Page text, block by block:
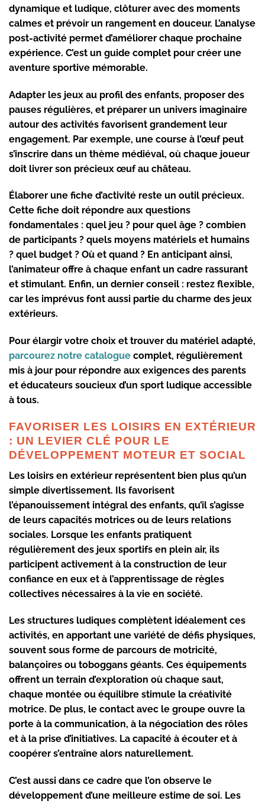
dynamique et ludique, clôturer avec des moments
calmes et prévoir un rangement en douceur. L’analyse
post-activité permet d’améliorer chaque prochaine
expérience. C’est un guide complet pour créer une
aventure sportive mémorable.
Adapter les jeux au profil des enfants, proposer des
pauses régulières, et préparer un univers imaginaire
autour des activités favorisent grandement leur
engagement. Par exemple, une course à l’œuf peut
s’inscrire dans un thème médiéval, où chaque joueur
doit livrer son précieux œuf au château.
Élaborer une fiche d’activité reste un outil précieux.
Cette fiche doit répondre aux questions
fondamentales : quel jeu ? pour quel âge ? combien
de participants ? quels moyens matériels et humains
? quel budget ? Où et quand ? En anticipant ainsi,
l’animateur offre à chaque enfant un cadre rassurant
et stimulant. Enfin, un dernier conseil : restez flexible,
car les imprévus font aussi partie du charme des jeux
extérieurs.
Pour élargir votre choix et trouver du matériel adapté,
parcourez notre catalogue complet, régulièrement
mis à jour pour répondre aux exigences des parents
et éducateurs soucieux d’un sport ludique accessible
à tous.
FAVORISER LES LOISIRS EN EXTÉRIEUR
: UN LEVIER CLÉ POUR LE
DÉVELOPPEMENT MOTEUR ET SOCIAL
Les loisirs en extérieur représentent bien plus qu’un
simple divertissement. Ils favorisent
l’épanouissement intégral des enfants, qu’il s’agisse
de leurs capacités motrices ou de leurs relations
sociales. Lorsque les enfants pratiquent
régulièrement des jeux sportifs en plein air, ils
participent activement à la construction de leur
confiance en eux et à l’apprentissage de règles
collectives nécessaires à la vie en société.
Les structures ludiques complètent idéalement ces
activités, en apportant une variété de défis physiques,
souvent sous forme de parcours de motricité,
balançoires ou toboggans géants. Ces équipements
offrent un terrain d’exploration où chaque saut,
chaque montée ou équilibre stimule la créativité
motrice. De plus, le contact avec le groupe ouvre la
porte à la communication, à la négociation des rôles
et à la prise d’initiatives. La capacité à écouter et à
coopérer s’entraîne alors naturellement.
C’est aussi dans ce cadre que l’on observe le
développement d’une meilleure estime de soi. Les